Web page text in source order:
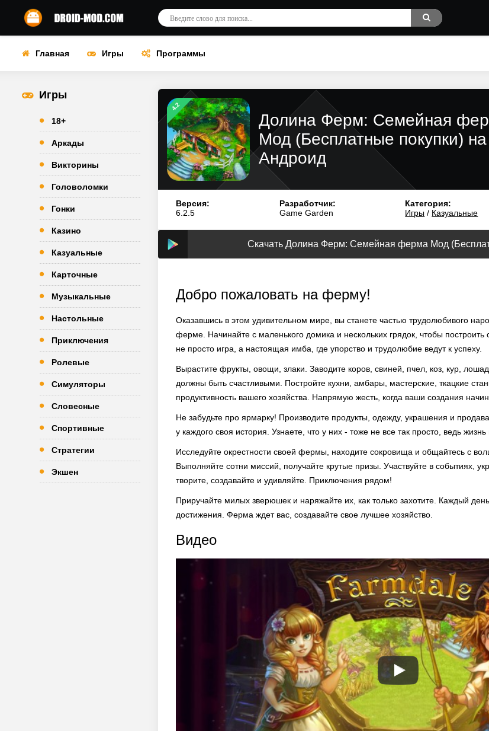
Главная Игры Программы
Игры
18+
Аркады
Викторины
Головоломки
Гонки
Казино
Казуальные
Карточные
Музыкальные
Настольные
Приключения
Ролевые
Симуляторы
Словесные
Спортивные
Стратегии
Экшен
4.2
Долина Ферм: Семейная
Мод (Бесплатные покупки) на
Андроид
Версия:
6.2.5
Разработчик:
Game Garden
Категория:
Игры / Казуальные
Скачать Долина Ферм: Семейная ферма Мод
Добро пожаловать на ферму!
Оказавшись в этом удивительном мире, вы станете частью трудолюбивого
ферме. Начинайте с маленького домика и нескольких грядок, чтобы построить
не просто игра, а настоящая имба, где упорство и трудолюбие ведут к успеху.
Вырастите фрукты, овощи, злаки. Заводите коров, свиней, пчел, коз, кур,
должны быть счастливыми. Постройте кухни, амбары, мастерские, ткацкие
продуктивность вашего хозяйства. Напрямую жесть, когда ваши создания
Не забудьте про ярмарку! Производите продукты, одежду, украшения и
у каждого своя история. Узнаете, что у них - тоже не все так просто, ведь
Исследуйте окрестности своей фермы, находите сокровища и общайтесь с
Выполняйте сотни миссий, получайте крутые призы. Участвуйте в событиях,
творите, создавайте и удивляйте. Приключения рядом!
Приручайте милых зверюшек и наряжайте их, как только захотите. Каждый
достижения. Ферма ждет вас, создавайте свое лучшее хозяйство.
Видео